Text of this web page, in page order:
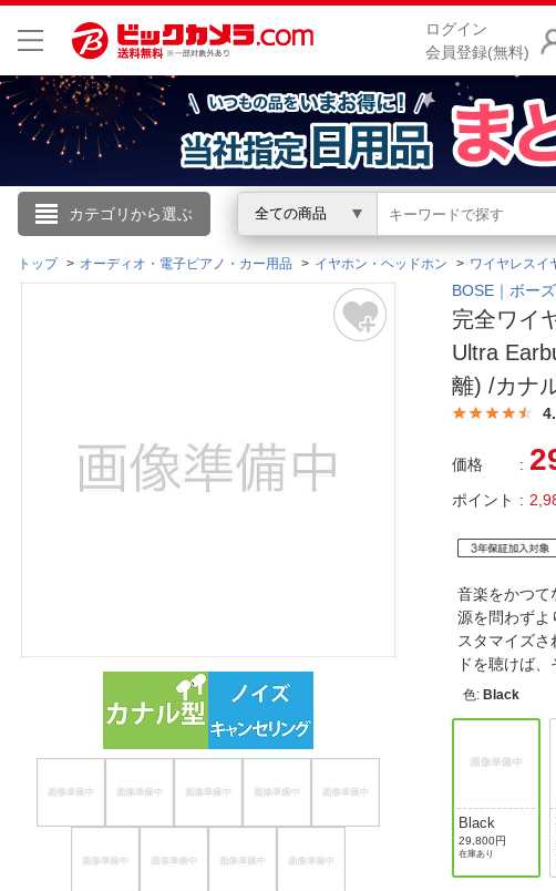
ログイン
会員登録(無料)
カテゴリから選ぶ 全ての商品
こんにちは
ログイン
閲覧履歴
トップ オーディオ・電子ピアノ・カー用品 イヤホン・ヘッドホン ワイヤレスイ
BOSE｜ボーズ
完全ワイ
Ultra
離) /カナ
価格
ポイント
音楽をかつて
源を問わずよ
スタマイズ
ドを聴けば
色: Black
Black
29,800円
在庫あり